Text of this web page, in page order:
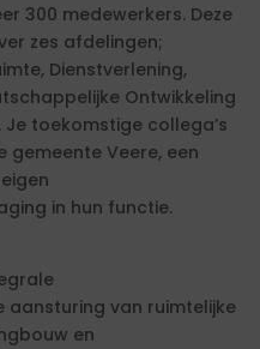
300 medewerkers. Deze
zes afdelingen;
Dienstverlening,
Ontwikkeling
Je toekomstige collega’s
gemeente Veere, een
in hun functie.
van ruimtelijke
en